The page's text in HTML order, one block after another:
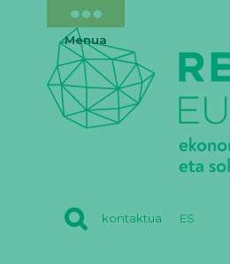
kontaktua ES
Menua